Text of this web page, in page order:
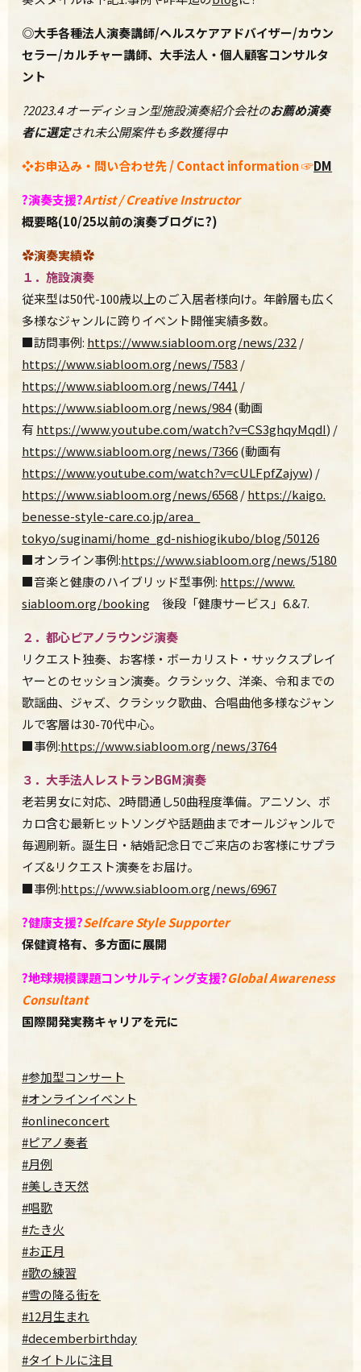
◎大手各種法人演奏講師/ヘルスケアアドバイザー/カウン
セラー/カルチャー講師、大手法人・個人顧客コンサルタ
ント
?2023.4 オーディション型施設演奏紹介会社のお薦め演奏
者に選定され未公開案件も多数獲得中
❖お申込み・問い合わせ先 / Contact information☞DM
?演奏支援?Artist / Creative Instructor
概要略(10/25以前の演奏ブログに?)
✿演奏実績✿
１．施設演奏
従来型は50代-100歳以上のご入居者様向け。年齢層も広く
多様なジャンルに跨りイベント開催実績多数。
■訪問事例: https://www.siabloom.org/news/232 /
https://www.siabloom.org/news/7583 /
https://www.siabloom.org/news/7441 /
https://www.siabloom.org/news/984(動画
有 https://www.youtube.com/watch?v=CS3ghqyMqdI) /
https://www.siabloom.org/news/7366(動画有
https://www.youtube.com/watch?v=cULFpfZajyw) /
https://www.siabloom.org/news/6568/https://kaigo.
benesse-style-care.co.jp/area_
tokyo/suginami/home_gd-nishiogikubo/blog/50126
■オンライン事例:https://www.siabloom.org/news/5180
■音楽と健康のハイブリッド型事例: https://www.
siabloom.org/booking 後段「健康サービス」6.&7.
２．都心ピアノラウンジ演奏
リクエスト独奏、お客様・ボーカリスト・ サックスプレイ
ヤーとのセッション演奏。クラシック、洋楽、令和までの
歌謡曲、ジャズ、クラシック歌曲、合唱曲他多様なジャン
ルで客層は30-70代中心。
■事例:https://www.siabloom.org/news/3764
３．大手法人レストランBGM演奏
老若男女に対応、2時間通し50曲程度準備。アニソン、 ボ
カロ含む最新ヒットソングや話題曲までオールジャンルで
毎週刷新。誕生日・結婚記念日でご来店のお客様にサプラ
イズ&リクエスト演奏をお届け。
■事例:https://www.siabloom.org/news/6967
?健康支援?Selfcare Style Supporter
保健資格有、多方面に展開
?️地球規模課題コンサルティング支援?Global Awareness
Consultant
国際開発実務キャリアを元に
#参加型コンサート
#オンラインイベント
#onlineconcert
#ピアノ奏者
#月例
#美しき天然
#唱歌
#たき火
#お正月
#歌の練習
#雪の降る街を
#12月生まれ
#decemberbirthday
#タイトルに注目